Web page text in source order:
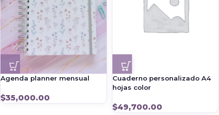
Agenda planner mensual
$35,000.00
Cuaderno personalizado A4
hojas color
$49,700.00